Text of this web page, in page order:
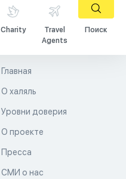
Charity
Travel
Agents
Поиск
Главная
О халяль
Уровни доверия
О проекте
Пресса
СМИ о нас